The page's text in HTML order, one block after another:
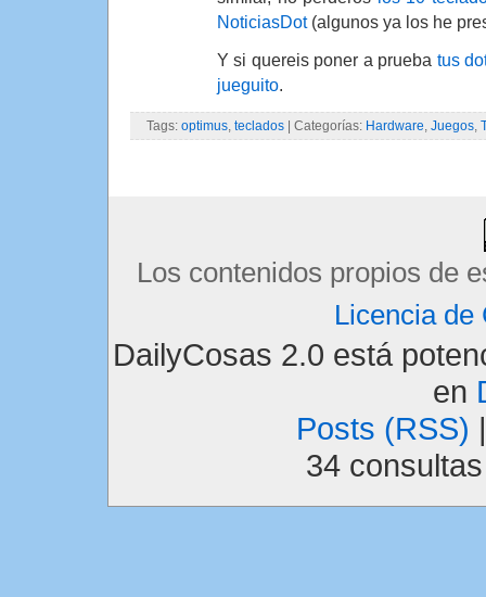
NoticiasDot(algunos ya los he
Y si quereis poner a prueba tus
jueguito.
Tags: optimus teclados | Categorías: Hardware Juegos
Los contenidos propios de
Licencia de
DailyCosas 2.0 está
en
Posts (RSS)
34